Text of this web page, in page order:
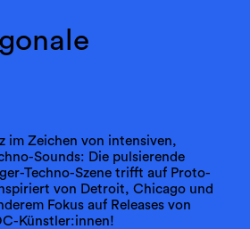
im Zeichen von intensiven,
Sounds: Die pulsierende
Techno-Szene trifft auf Proto-
von Detroit, Chicago und
Fokus auf Releases von
Künstler:innen!